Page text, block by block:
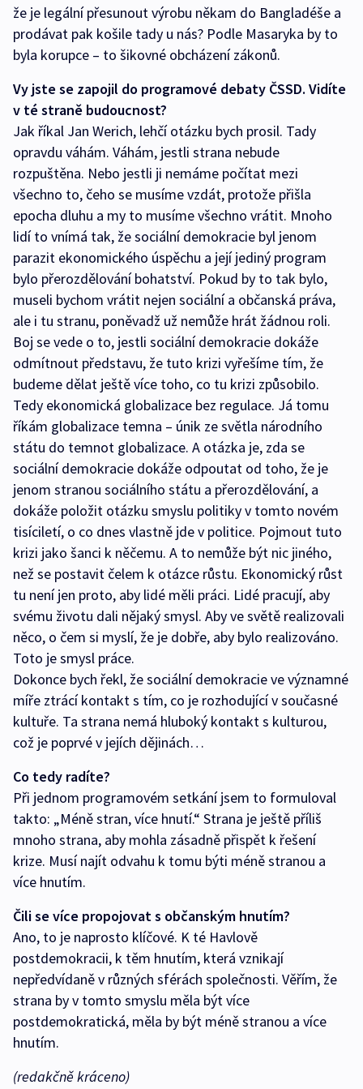
že je legální přesunout výrobu někam do Bangladéše a
prodávat pak košile tady u nás? Podle Masaryka by to
byla korupce – to šikovné obcházení zákonů.
Vy jste se zapojil do programové debaty ČSSD. Vidíte
v té straně budoucnost?
Jak říkal Jan Werich, lehčí otázku bych prosil. Tady
opravdu váhám. Váhám, jestli strana nebude
rozpuštěna. Nebo jestli ji nemáme počítat mezi
všechno to, čeho se musíme vzdát, protože přišla
epocha dluhu a my to musíme všechno vrátit. Mnoho
lidí to vnímá tak, že sociální demokracie byl jenom
parazit ekonomického úspěchu a její jediný program
bylo přerozdělování bohatství. Pokud by to tak bylo,
museli bychom vrátit nejen sociální a občanská práva,
ale i tu stranu, poněvadž už nemůže hrát žádnou roli.
Boj se vede o to, jestli sociální demokracie dokáže
odmítnout představu, že tuto krizi vyřešíme tím, že
budeme dělat ještě více toho, co tu krizi způsobilo.
Tedy ekonomická globalizace bez regulace. Já tomu
říkám globalizace temna – únik ze světla národního
státu do temnot globalizace. A otázka je, zda se
sociální demokracie dokáže odpoutat od toho, že je
jenom stranou sociálního státu a přerozdělování, a
dokáže položit otázku smyslu politiky v tomto novém
tisíciletí, o co dnes vlastně jde v politice. Pojmout tuto
krizi jako šanci k něčemu. A to nemůže být nic jiného,
než se postavit čelem k otázce růstu. Ekonomický růst
tu není jen proto, aby lidé měli práci. Lidé pracují, aby
svému životu dali nějaký smysl. Aby ve světě realizovali
něco, o čem si myslí, že je dobře, aby bylo realizováno.
Toto je smysl práce.
Dokonce bych řekl, že sociální demokracie ve významné
míře ztrácí kontakt s tím, co je rozhodující v současné
kultuře. Ta strana nemá hluboký kontakt s kulturou,
což je poprvé v jejích dějinách…
Co tedy radíte?
Při jednom programovém setkání jsem to formuloval
takto: „Méně stran, více hnutí.“ Strana je ještě příliš
mnoho strana, aby mohla zásadně přispět k řešení
krize. Musí najít odvahu k tomu býti méně stranou a
více hnutím.
Čili se více propojovat s občanským hnutím?
Ano, to je naprosto klíčové. K té Havlově
postdemokracii, k těm hnutím, která vznikají
nepředvídaně v různých sférách společnosti. Věřím, že
strana by v tomto smyslu měla být více
postdemokratická, měla by být méně stranou a více
hnutím.
(redakčně kráceno)